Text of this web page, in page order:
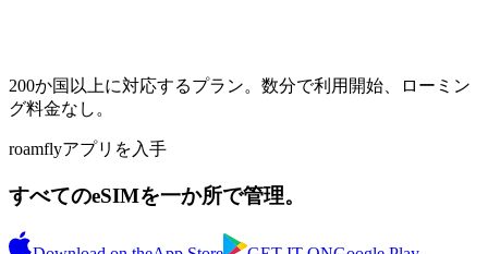
200か国以上に対応するプラン。数分で利用開始、ローミン
グ料金なし。
roamflyアプリを入手
すべてのeSIMを一か所で管理。